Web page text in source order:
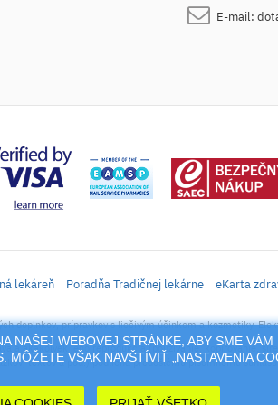
E-mail:
NAŠEJ WEBOVEJ STRÁNKE, ABY SME
VŠAK NAVŠTÍVIŤ „NASTAVENIA
lekáreň Poradňa Tradičnej lekárne eKarta
doplnkov, prípravkov s liečivým účinkom a kozmetiky.
a akákoľvek jeho reprodukcia (používanie, kopírovanie,
textov a pod.) podlieha predošlému písomnému